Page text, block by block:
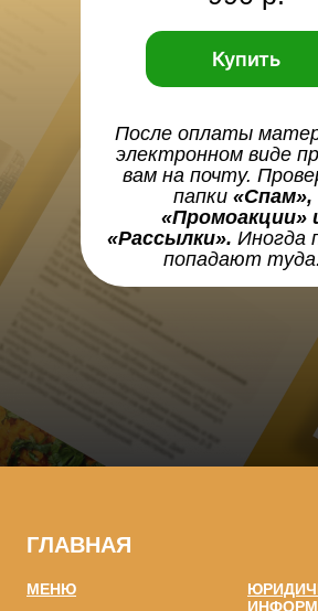
После оплаты
электронном виде
вам на почту.
папки «Спам»,
«Промоакции»
«Рассылки». Иногда
попадают туда.
Купить
ГЛАВНАЯ
МЕНЮ